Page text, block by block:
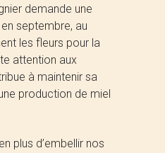
demande une
septembre, au
les fleurs pour la
attention aux
à maintenir sa
production de miel
plus d’embellir nos